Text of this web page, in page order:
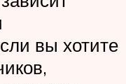
вы хотите